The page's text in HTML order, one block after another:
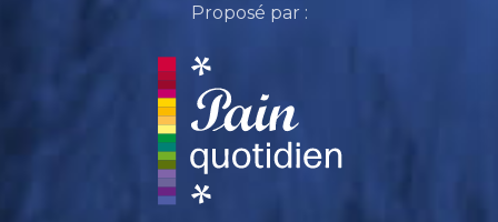
Proposé par :